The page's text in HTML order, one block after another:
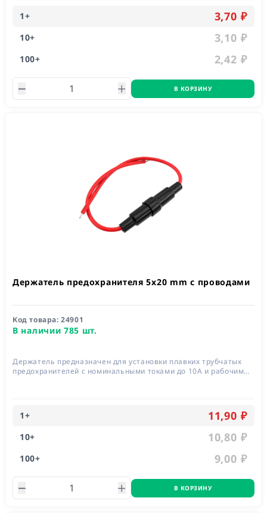
1+ 3,70 ₽
10+ 3,10 ₽
100+ 2,42 ₽
В КОРЗИНУ
Держатель предохранителя 5x20 mm с проводами
Код товара:24901
В наличии 785 шт.
Держатель предназначен для установки плавких трубчатых
предохранителей с номинальными токами до 10А и рабочим
1+ 11,90 ₽
10+ 10,80 ₽
100+ 9,00 ₽
В КОРЗИНУ